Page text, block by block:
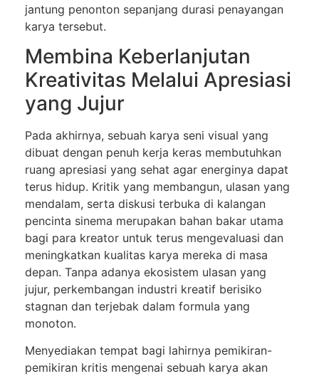
jantung penonton sepanjang durasi penayangan
karya tersebut.
Membina Keberlanjutan
Kreativitas Melalui Apresiasi
yang Jujur
Pada akhirnya, sebuah karya seni visual yang
dibuat dengan penuh kerja keras membutuhkan
ruang apresiasi yang sehat agar energinya dapat
terus hidup. Kritik yang membangun, ulasan yang
mendalam, serta diskusi terbuka di kalangan
pencinta sinema merupakan bahan bakar utama
bagi para kreator untuk terus mengevaluasi dan
meningkatkan kualitas karya mereka di masa
depan. Tanpa adanya ekosistem ulasan yang
jujur, perkembangan industri kreatif berisiko
stagnan dan terjebak dalam formula yang
monoton.
Menyediakan tempat bagi lahirnya pemikiran-
pemikiran kritis mengenai sebuah karya akan